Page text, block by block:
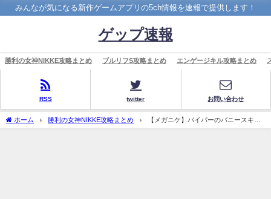
みんなが気になる新作ゲームアプリの5ch情報を速報で提供します！
ゲップ速報
勝利の女神NIKKE攻略まとめ ブルリフS攻略まとめ エンゲージキル攻略まとめ
RSS twitter お問い合わせ
ホーム 勝利の女神NIKKE攻略まとめ
【メガニケ】バイパーのバニースキン
えっぐ！「画像あり」